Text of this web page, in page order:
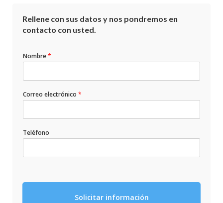
Rellene con sus datos y nos pondremos en
contacto con usted.
Nombre*
Correo electrónico *
Teléfono
Solicitar información